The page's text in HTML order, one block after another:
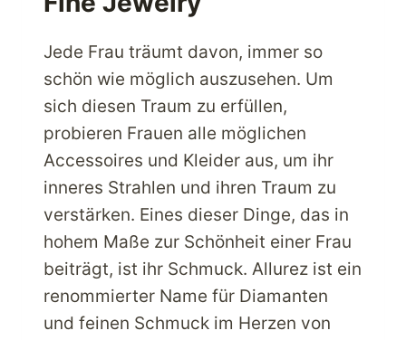
Jede Frau träumt davon, immer so
schön wie möglich auszusehen. Um
sich diesen Traum zu erfüllen,
probieren Frauen alle möglichen
Accessoires und Kleider aus, um ihr
inneres Strahlen und ihren Traum zu
verstärken. Eines dieser Dinge, das in
hohem Maße zur Schönheit einer Frau
beiträgt, ist ihr Schmuck. Allurez ist ein
renommierter Name für Diamanten
und feinen Schmuck im Herzen von